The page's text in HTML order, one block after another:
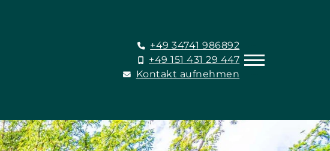
+49 34741 986892
+49 151 431 29 447
Kontakt aufnehmen